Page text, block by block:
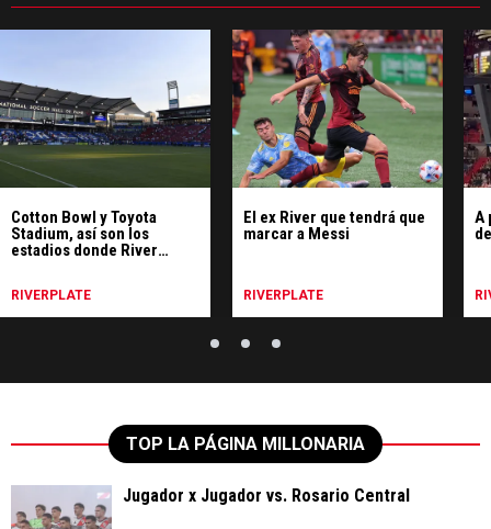
Cotton Bowl y Toyota
Stadium, así son los
estadios donde River
RIVERPLATE
El ex River que tendrá que
marcar a Messi
RIVERPLATE
A
TOP LA PÁGINA MILLONARIA
Jugador x Jugador vs. Rosario Central